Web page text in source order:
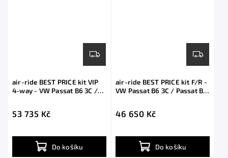
air-ride BEST PRICE kit VIP
4-way - VW Passat B6 3C /
53 735 Kč
Do košíku
air-ride BEST PRICE kit F/R -
VW Passat B6 3C / Passat B7
46 650 Kč
Do košíku